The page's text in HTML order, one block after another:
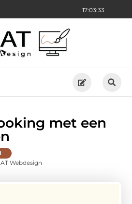
17:03:34
met een
Webdesign